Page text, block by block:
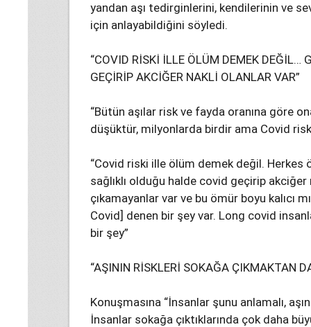
yandan aşı tedirginlerini, kendilerinin ve
için anlayabildiğini söyledi.
“COVID RİSKİ İLLE ÖLÜM DEMEK DEĞİL…
GEÇİRİP AKCİĞER NAKLİ OLANLAR VAR”
“Bütün aşılar risk ve fayda oranına göre
düşüktür, milyonlarda birdir ama Covid
“Covid riski ille ölüm demek değil. Herkes
sağlıklı olduğu halde covid geçirip
çıkamayanlar var ve bu ömür boyu kalıcı
Covid] denen bir şey var. Long covid
bir şey”
“AŞININ RİSKLERİ SOKAĞA ÇIKMAKTAN
Konuşmasına “İnsanlar şunu anlamalı,
İnsanlar sokağa çıktıklarında çok daha